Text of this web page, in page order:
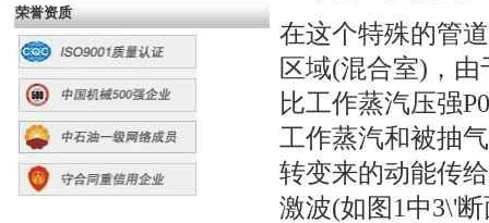
荣誉资质
在这个特殊的管
区域(混合室)，
比工作蒸汽压强
工作蒸汽和被抽
转变来的动能传
激波(如图1中3\'